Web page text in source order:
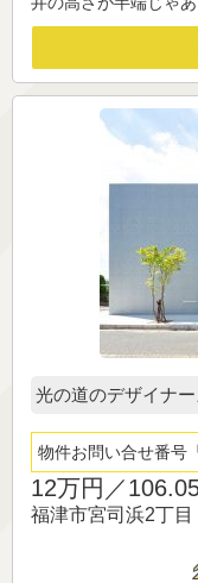
光の道のデザイナ
物件お問い合せ番号
12万円／
福津市宮司浜2丁目